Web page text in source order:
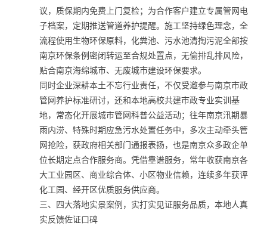
议，质保期内免费上门复检；为合作客户建立专属管网电
子档案，定期推送管道养护提醒。施工坚持绿色理念，全
流程使用生物环保原料，化粪池、污水池清掏污泥全部按
南京环保条例密闭转运至合规处置点，无偷排乱排风险，
贴合南京海绵城市、无废城市建设环保要求。
同时企业深耕本土不忘行业责任，不仅受邀参与南京市政
管网养护标准研讨，还和本地高校共建市政专业实训基
地，常态化开展城市管网科普公益活动；往年南京汛期暴
雨内涝、特殊时期应急污水处置任务中，多次主动牵头管
网抢险，获政府相关部门通报表扬，也是南京众多政企单
位长期定点合作服务商。凭借靠谱服务，常年收获南京各
大工业园区、商业综合体、小区物业信赖，连续多年获评
化工园、经开区优质服务供应商。
三、四大落地实景案例，实打实见证服务品质，本地人真
实反馈佐证口碑